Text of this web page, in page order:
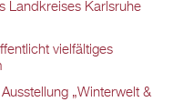
Land­krei­ses Karls­ru­he
viel­fäl­ti­ges
„Win­ter­welt &